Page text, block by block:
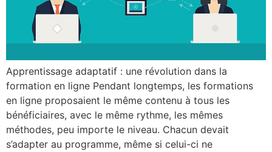
Apprentissage adaptatif : une révolution dans la
formation en ligne Pendant longtemps, les formations
en ligne proposaient le même contenu à tous les
bénéficiaires, avec le même rythme, les mêmes
méthodes, peu importe le niveau. Chacun devait
s’adapter au programme, même si celui-ci ne